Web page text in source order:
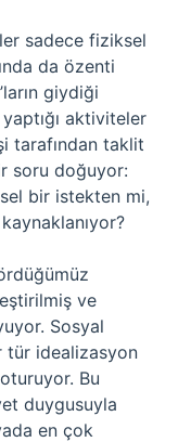
sadece fiziksel
da özenti
giydiği
aktiviteler
tarafından taklit
soru doğuyor:
bir istekten mi,
ve
Sosyal
tür idealizasyon
Bu
duygusuyla
en çok